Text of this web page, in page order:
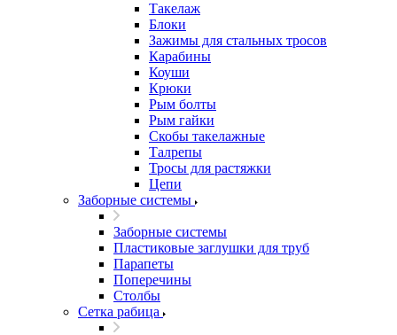
Такелаж
Блоки
Зажимы для стальных тросов
Карабины
Коуши
Крюки
Рым болты
Рым гайки
Скобы такелажные
Талрепы
Тросы для растяжки
Цепи
Заборные системы
Заборные системы
Пластиковые заглушки для труб
Парапеты
Поперечины
Столбы
Сетка рабица